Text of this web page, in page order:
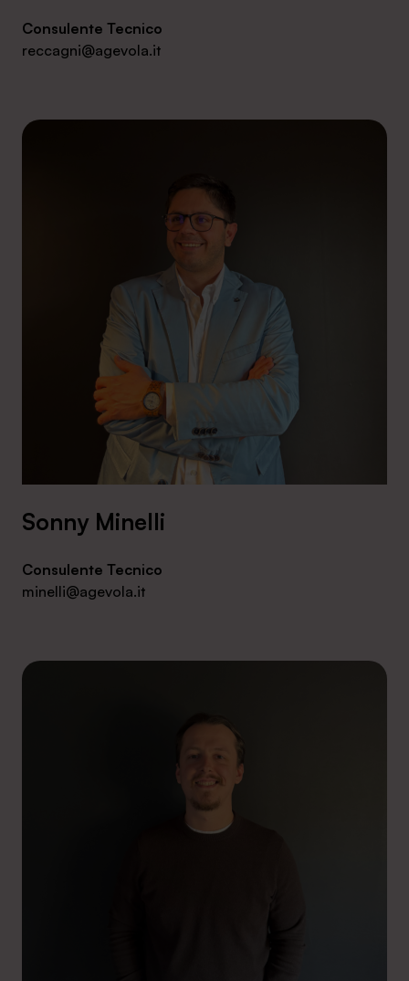
Consulente Tecnico
reccagni@agevola.it
Sonny Minelli
Consulente Tecnico
minelli@agevola.it